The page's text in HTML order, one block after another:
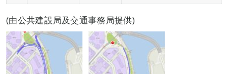
(由公共建設局及交通事務局提供)